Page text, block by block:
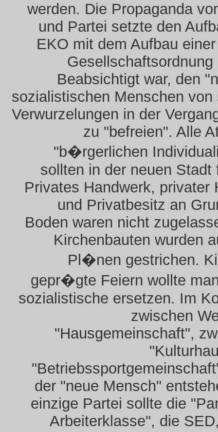
werden. Die Propaganda
und Partei setzte den
EKO mit dem Aufbau
Gesellschaftsordnung
Beabsichtigt war, den
sozialistischen Menschen von
Verwurzelungen in der
zu "befreien". Alle
"b�rgerlichen
sollten in der neuen Stadt
Privates Handwerk, privater
und Privatbesitz an
Boden waren nicht
Kirchenbauten wurden
Pl�nen gestrichen.
gepr�gte Feiern wollte
sozialistische ersetzen. Im
zwischen
"Hausgemeinschaft",
der "neue Mensch"
einzige Partei sollte die
Arbeiterklasse", die